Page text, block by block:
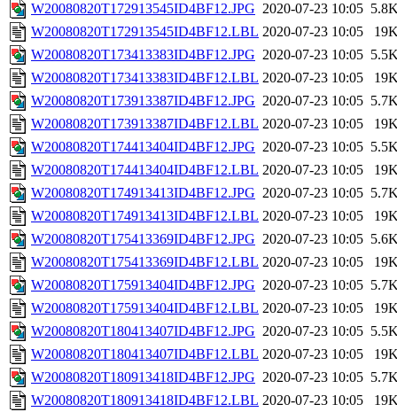
W20080820T172913545ID4BF12.JPG 2020-07-23 10:05
W20080820T172913545ID4BF12.LBL 2020-07-23 10:05
W20080820T173413383ID4BF12.JPG 2020-07-23 10:05
W20080820T173413383ID4BF12.LBL 2020-07-23 10:05
W20080820T173913387ID4BF12.JPG 2020-07-23 10:05
W20080820T173913387ID4BF12.LBL 2020-07-23 10:05
W20080820T174413404ID4BF12.JPG 2020-07-23 10:05
W20080820T174413404ID4BF12.LBL 2020-07-23 10:05
W20080820T174913413ID4BF12.JPG 2020-07-23 10:05
W20080820T174913413ID4BF12.LBL 2020-07-23 10:05
W20080820T175413369ID4BF12.JPG 2020-07-23 10:05
W20080820T175413369ID4BF12.LBL 2020-07-23 10:05
W20080820T175913404ID4BF12.JPG 2020-07-23 10:05
W20080820T175913404ID4BF12.LBL 2020-07-23 10:05
W20080820T180413407ID4BF12.JPG 2020-07-23 10:05
W20080820T180413407ID4BF12.LBL 2020-07-23 10:05
W20080820T180913418ID4BF12.JPG 2020-07-23 10:05
W20080820T180913418ID4BF12.LBL 2020-07-23 10:05